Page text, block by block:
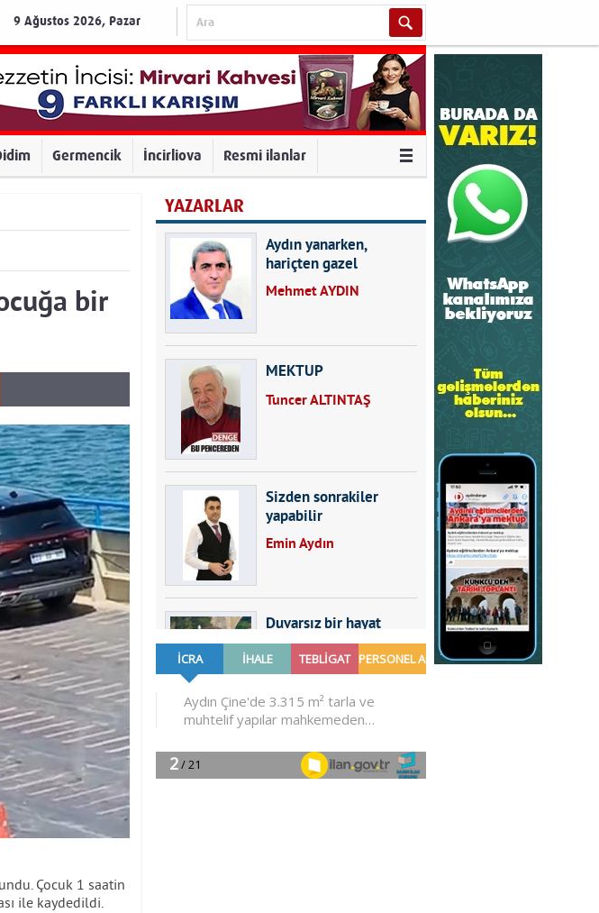
9 Ağustos 2026, Pazar
Germencik İncirliova Resmi ilanlar
bir
Çocuk 1 saatin
ile kaydedildi.
YAZARLAR
Aydın yanarken,
hariçten gazel
okuyarak kalpleri de
Mehmet AYDIN
MEKTUP
Tuncer ALTINTAŞ
Sizden sonrakiler
yapabilir
Emin Aydın
Duvarsız bir hayat
Furkan SARICA
GÜNDEMDE NELER
OLMALI?